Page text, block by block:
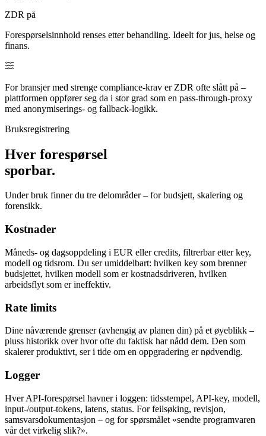
ZDR på
Forespørselsinnhold renses etter behandling. Ideelt for jus, helse og
finans.
For bransjer med strenge compliance-krav er ZDR ofte slått på –
plattformen oppfører seg da i stor grad som en pass-through-proxy
med anonymiserings- og fallback-logikk.
Bruksregistrering
Hver forespørsel
sporbar.
Under bruk finner du tre delområder – for budsjett, skalering og
forensikk.
Kostnader
Måneds- og dagsoppdeling i EUR eller credits, filtrerbar etter key,
modell og tidsrom. Du ser umiddelbart: hvilken key som brenner
budsjettet, hvilken modell som er kostnadsdriveren, hvilken
arbeidsflyt som er ineffektiv.
Rate limits
Dine nåværende grenser (avhengig av planen din) på et øyeblikk –
pluss historikk over hvor ofte du faktisk har nådd dem. Den som
skalerer produktivt, ser i tide om en oppgradering er nødvendig.
Logger
Hver API-forespørsel havner i loggen: tidsstempel, API-key, modell,
input-/output-tokens, latens, status. For feilsøking, revisjon,
samsvarsdokumentasjon – og for spørsmålet «sendte programvaren
vår det virkelig slik?».